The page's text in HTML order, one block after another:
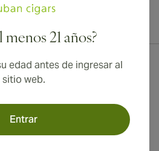
menos 21 años?
edad antes de ingresar al
sitio web.
Entrar